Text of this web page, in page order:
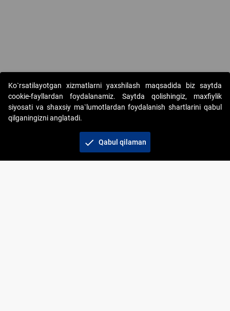
Copyright © 2017-2026. "Elektron onlayn-auksionlarni
tashkil etish" AJ. Barcha huquqlar himoyalangan
Ko`rsatilayotgan xizmatlarni yaxshilash maqsadida biz saytda
cookie-fayllardan foydalanamiz. Saytda qolishingiz, maxfiylik
siyosati va shaxsiy ma`lumotlardan foydalanish shartlarini qabul
qilganingizni anglatadi.
check Qabul qilaman